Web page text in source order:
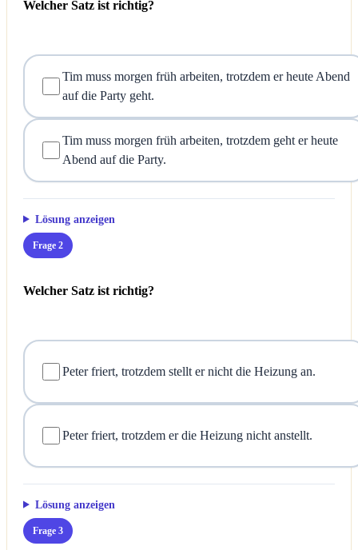
Welcher Satz ist richtig?
Tim muss morgen früh arbeiten, trotzdem er heute Abend
auf die Party geht.
Tim muss morgen früh arbeiten, trotzdem geht er heute
Abend auf die Party.
Lösung anzeigen
Frage 2
Welcher Satz ist richtig?
Peter friert, trotzdem stellt er nicht die Heizung an.
Peter friert, trotzdem er die Heizung nicht anstellt.
Lösung anzeigen
Frage 3